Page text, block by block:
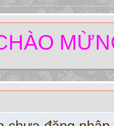
MỪNG